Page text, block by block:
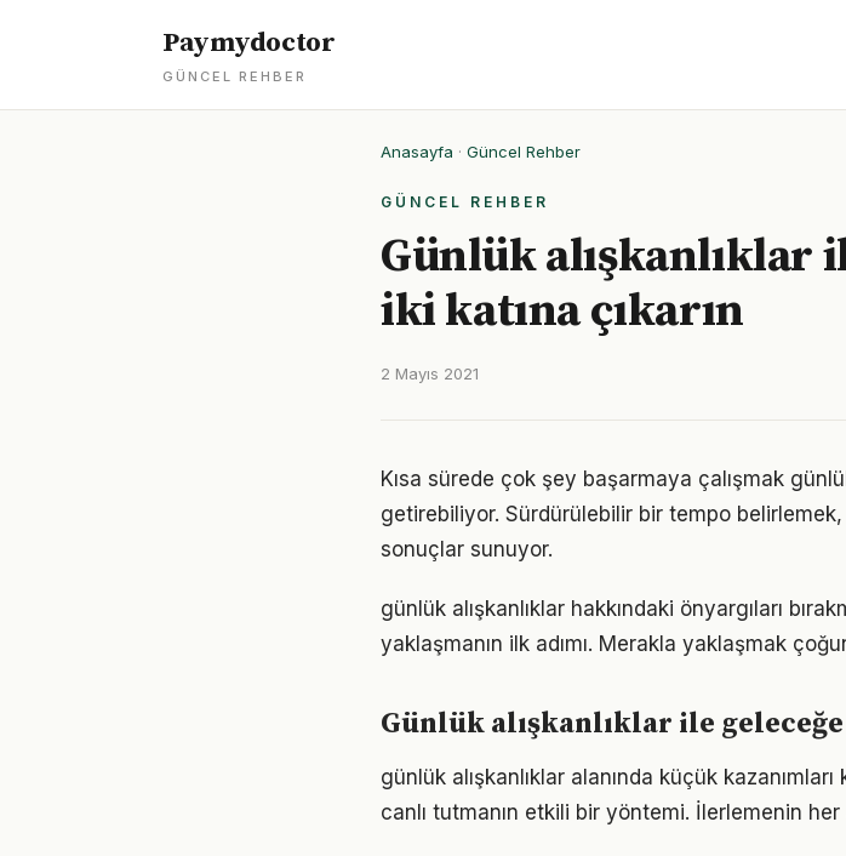
Paymydoctor
GÜNCEL REHBER
Anasayfa · Güncel Rehber
GÜNCEL REHBER
Günlük
iki katına çıkarın
2 Mayıs 2021
Kısa sürede çok şey başarmaya çalışmak
getirebiliyor. Sürdürülebilir bir tempo
sonuçlar sunuyor.
günlük alışkanlıklar hakkındaki önyargıları
yaklaşmanın ilk adımı. Merakla yaklaşmak
Günlük alışkanlıklar ile
günlük alışkanlıklar alanında küçük
canlı tutmanın etkili bir yöntemi. İlerlemenin